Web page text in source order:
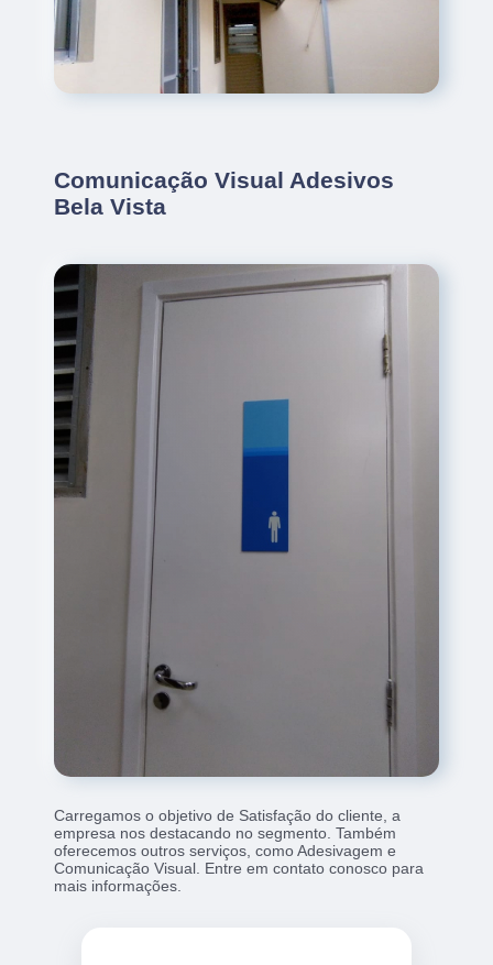
Comunicação Visual Adesivos
Bela Vista
Carregamos o objetivo de Satisfação do cliente, a
empresa nos destacando no segmento. Também
oferecemos outros serviços, como Adesivagem e
Comunicação Visual. Entre em contato conosco para
mais informações.